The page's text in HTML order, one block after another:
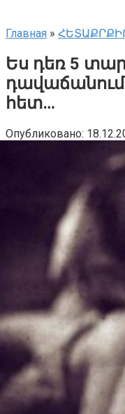
Главная »
Ես դեռ 5
դավաճանում
հետ…
Опубликовано: